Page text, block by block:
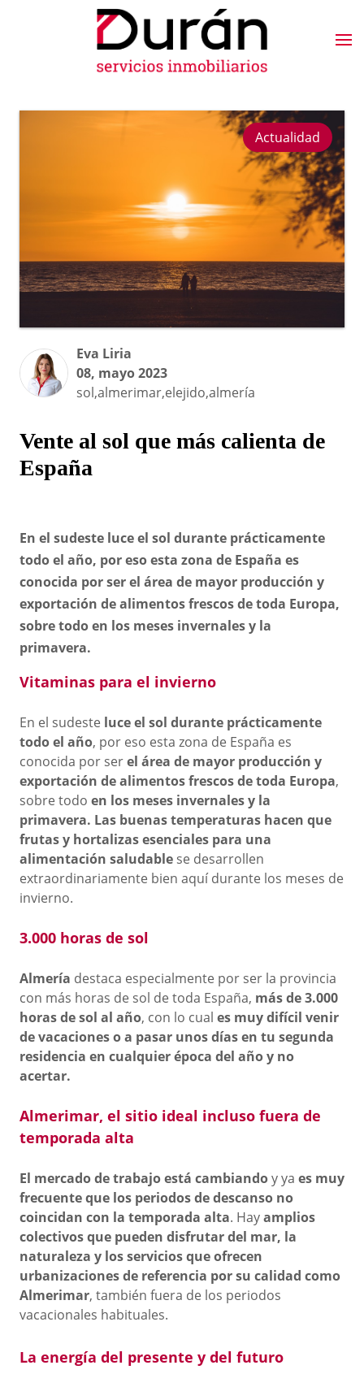
Actualidad
Eva Liria
08, mayo 2023
sol,almerimar,elejido,almería
Vente al sol que más calienta de
España
En el sudeste luce el sol durante prácticamente
todo el año, por eso esta zona de España es
conocida por ser el área de mayor producción y
exportación de alimentos frescos de toda Europa,
sobre todo en los meses invernales y la
primavera.
Vitaminas para el invierno
En el sudeste luce el sol durante prácticamente
todo el año, por eso esta zona de España es
conocida por serel área de mayor producción y
exportación de alimentos frescos de toda Europa,
sobre todo en los meses invernales y la
primavera. Las buenas temperaturas hacen que
frutas y hortalizas esenciales para una
alimentación saludable se desarrollen
extraordinariamente bien aquí durante los meses de
invierno.
3.000 horas de sol
Almería destaca especialmente por ser la provincia
con más horas de sol de toda España, más de 3.000
horas de sol al año, con lo cual es muy difícil venir
de vacaciones o a pasar unos días en tu segunda
residencia en cualquier época del año y no
acertar.
Almerimar, el sitio ideal incluso fuera de
temporada alta
El mercado de trabajo está cambiandoy ya es muy
frecuente que los periodos de descanso no
coincidan con la temporada alta. Hayamplios
colectivos que pueden disfrutar del mar, la
naturaleza y los servicios que ofrecen
urbanizaciones de referencia por su calidad como
Almerimar, también fuera de los periodos
vacacionales habituales.
La energía del presente y del futuro